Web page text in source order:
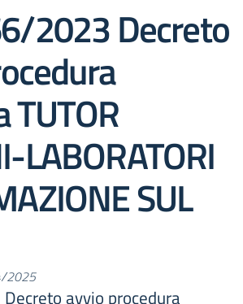
2023 Decreto
LABORATORI
SUL
2025
avvio procedura